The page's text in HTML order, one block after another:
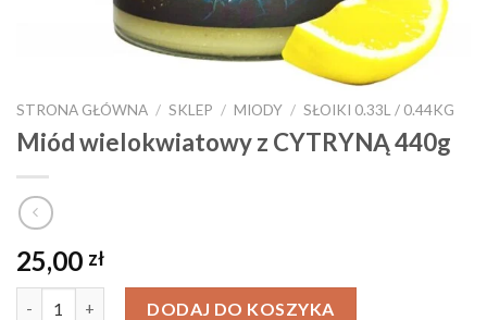
STRONA GŁÓWNA / SKLEP / MIODY / SŁOIKI 0.33L / 0.44KG
Miód wielokwiatowy z CYTRYNĄ 440g
25,00 zł
DODAJ DO KOSZYKA